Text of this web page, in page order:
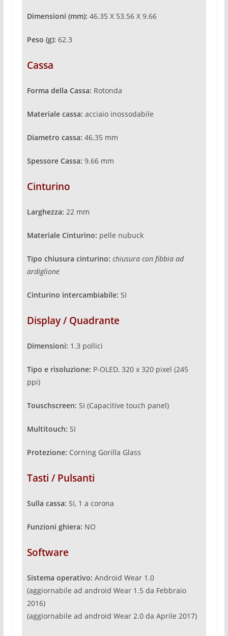
Dimensioni (mm): 46.35 X 53.56 X 9.66
Peso (g): 62.3
Cassa
Forma della Cassa: Rotonda
Materiale cassa: acciaio inossodabile
Diametro cassa: 46.35 mm
Spessore Cassa: 9.66 mm
Cinturino
Larghezza: 22 mm
Materiale Cinturino: pelle nubuck
Tipo chiusura cinturino: chiusura con fibbia ad
ardiglione
Cinturino intercambiabile: SI
Display / Quadrante
Dimensioni: 1.3 pollici
Tipo e risoluzione: P-OLED, 320 x 320 pixel (245
ppi)
Touschscreen: SI (Capacitive touch panel)
Multitouch: SI
Protezione: Corning Gorilla Glass
Tasti / Pulsanti
Sulla cassa: SI, 1 a corona
Funzioni ghiera: NO
Software
Sistema operativo: Android Wear 1.0
(aggiornabile ad android Wear 1.5 da Febbraio
2016)
(aggiornabile ad android Wear 2.0 da Aprile 2017)